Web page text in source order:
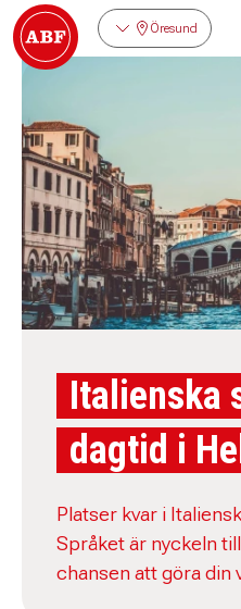
Öresund
Italienska
dagtid i
Platser kvar i
Språket är nyckeln
chansen att göra din